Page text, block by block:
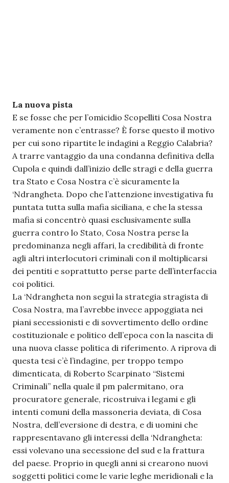
La nuova pista
E se fosse che per l’omicidio Scopelliti Cosa Nostra
veramente non c’entrasse? È forse questo il motivo
per cui sono ripartite le indagini a Reggio Calabria?
A trarre vantaggio da una condanna definitiva della
Cupola e quindi dall’inizio delle stragi e della guerra
tra Stato e Cosa Nostra c’è sicuramente la
‘Ndrangheta. Dopo che l’attenzione investigativa fu
puntata tutta sulla mafia siciliana, e che la stessa
mafia si concentrò quasi esclusivamente sulla
guerra contro lo Stato, Cosa Nostra perse la
predominanza negli affari, la credibilità di fronte
agli altri interlocutori criminali con il moltiplicarsi
dei pentiti e soprattutto perse parte dell’interfaccia
coi politici.
La ‘Ndrangheta non seguì la strategia stragista di
Cosa Nostra, ma l’avrebbe invece appoggiata nei
piani secessionisti e di sovvertimento dello ordine
costituzionale e politico dell’epoca con la nascita di
una nuova classe politica di riferimento. A riprova di
questa tesi c’è l’indagine, per troppo tempo
dimenticata, di Roberto Scarpinato “Sistemi
Criminali” nella quale il pm palermitano, ora
procuratore generale, ricostruiva i legami e gli
intenti comuni della massoneria deviata, di Cosa
Nostra, dell’eversione di destra, e di uomini che
rappresentavano gli interessi della ‘Ndrangheta:
essi volevano una secessione del sud e la frattura
del paese. Proprio in quegli anni si crearono nuovi
soggetti politici come le varie leghe meridionali e la